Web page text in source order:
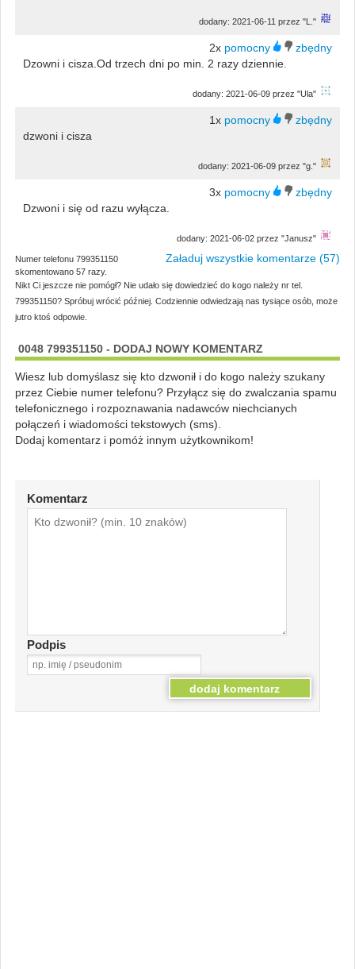
dodany: 2021-06-11 przez "L."
2x
Dzowni i cisza.Od trzech dni po min. 2 razy dziennie.
dodany: 2021-06-09 przez "Ula"
1x
dzwoni i cisza
dodany: 2021-06-09 przez "g."
3x
Dzwoni i się od razu wyłącza.
dodany: 2021-06-02 przez "Janusz"
Załaduj wszystkie komentarze (57)
Numer telefonu 799351150
skomentowano 57 razy.
Nikt Ci jeszcze nie pomógł? Nie udało się dowiedzieć do kogo należy nr tel.
799351150? Spróbuj wrócić później. Codziennie odwiedzają nas tysiące osób, może
jutro ktoś odpowie.
0048 799351150 - DODAJ NOWY KOMENTARZ
Wiesz lub domyślasz się kto dzwonił i do kogo należy szukany
przez Ciebie numer telefonu? Przyłącz się do zwalczania spamu
telefonicznego i rozpoznawania nadawców niechcianych
połączeń i wiadomości tekstowych (sms).
Dodaj komentarz i pomóż innym użytkownikom!
Komentarz
Podpis